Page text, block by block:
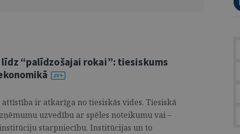
līdz “palīdzošajai rokai”: tiesiskums
ir atkarīga no tiesiskās vides. Tiesiskā
uzvedību ar spēles noteikumu vai –
starpniecību. Institūcijas un to